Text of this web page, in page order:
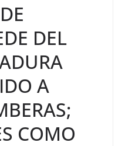
DEL
A
COMO